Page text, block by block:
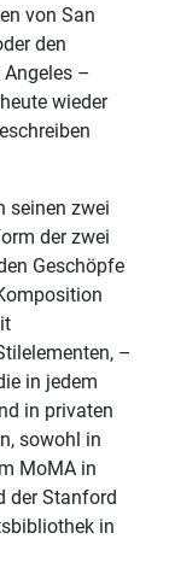
von San
den
–
wieder
seinen zwei
der zwei
Geschöpfe
–
in jedem
in privaten
sowohl in
MoMA in
der Stanford
in